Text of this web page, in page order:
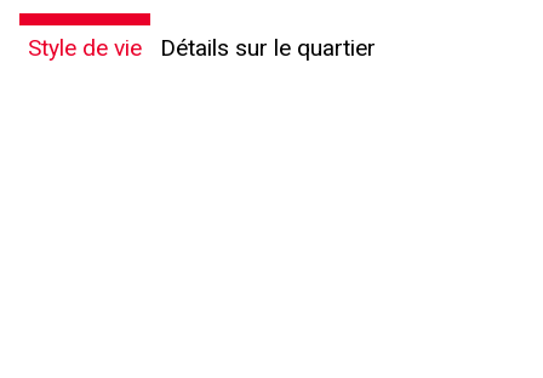
Style de vie Détails sur le quartier